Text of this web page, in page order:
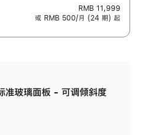
RMB 11,999
或 RMB 500/月 (24 期) 起
玻璃面板 - 可调倾斜度